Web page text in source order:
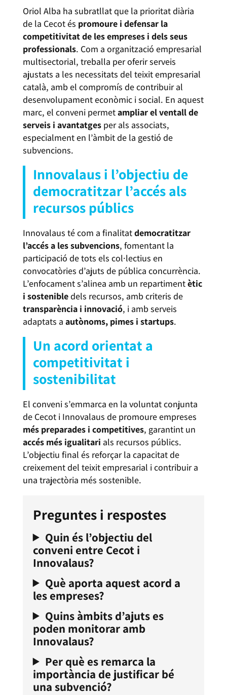
Oriol Alba ha subratllat que la prioritat diària
de la Cecot és promoure i defensar la
competitivitat de les empreses i dels seus
professionals. Com a organització empresarial
multisectorial, treballa per oferir serveis
ajustats a les necessitats del teixit empresarial
català, amb el compromís de contribuir al
desenvolupament econòmic i social. En aquest
marc, el conveni permetampliar el ventall de
serveis i avantatgesper als associats,
especialment en l’àmbit de la gestió de
subvencions.
Innovalaus i l’objectiu de
democratitzar l’accés als
recursos públics
Innovalaus té com a finalitatdemocratitzar
l’accés a les subvencions, fomentant la
participació de tots els col·lectius en
convocatòries d’ajuts de pública concurrència.
L’enfocament s’alinea amb un repartimentètic
i sostenibledels recursos, amb criteris de
transparència i innovació, i amb serveis
adaptats a autònoms, pimes i startups.
Un acord orientat a
competitivitat i
sostenibilitat
El conveni s’emmarca en la voluntat conjunta
de Cecot i Innovalaus de promoure empreses
més preparades i competitives, garantint un
accés més igualitari als recursos públics.
L’objectiu final és reforçar la capacitat de
creixement del teixit empresarial i contribuir a
una trajectòria més sostenible.
Quin és l’objectiu del
conveni entre Cecot i
Innovalaus?
Què aporta aquest acord a
les empreses?
Quins àmbits d’ajuts es
poden monitorar amb
Innovalaus?
Per què es remarca la
importància de justificar bé
una subvenció?